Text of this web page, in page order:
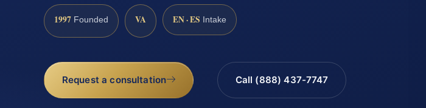
1997 Founded VA EN · ES Intake
Request a consultation Call (888) 437-7747